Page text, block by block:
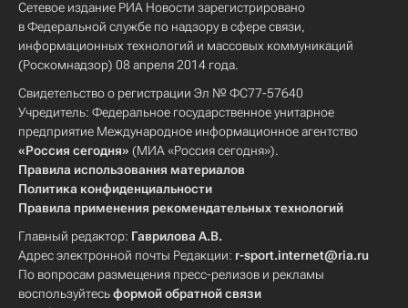
Сетевое издание РИА Новости зарегистрировано
в Федеральной службе по надзору в сфере связи,
информационных технологий и массовых коммуникаций
(Роскомнадзор) 08 апреля 2014 года.
Свидетельство о регистрации Эл № ФС77-57640
Учредитель: Федеральное государственное унитарное
предприятие Международное информационное агентство
«Россия сегодня» (МИА «Россия сегодня»).
Правила использования материалов
Политика конфиденциальности
Правила применения рекомендательных технологий
Главный редактор: Гаврилова А.В.
Адрес электронной почты Редакции: r-sport.internet@ria.ru
По вопросам размещения пресс-релизов и рекламы
воспользуйтесьформой обратной связи